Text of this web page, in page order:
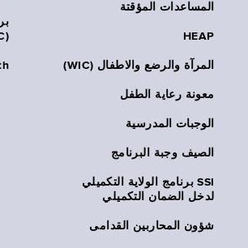
المساعدات المؤقتة
HEAP
المرآة والرضع والاطفال (WIC)
معونة رعاية الطفل
الوجبات المدرسية
الصيف وجبة البرنامج
SSI برنامج الولاية التكميلي
لدخل الضمان التكميلي
شؤون المحاربين القدامى
(EPIC)